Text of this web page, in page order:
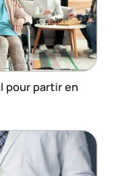
pour partir en